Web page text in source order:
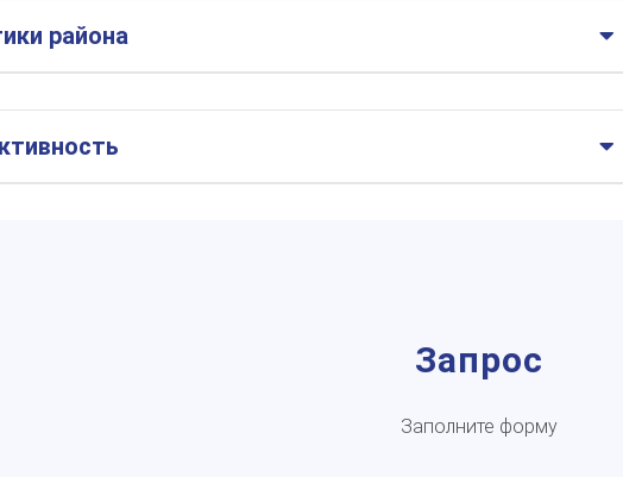
района
Запрос
Заполните форму